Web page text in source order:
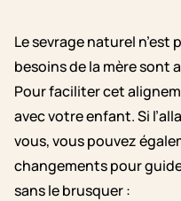
Le sevrage naturel n’est
besoins de la mère sont
Pour faciliter cet
avec votre enfant. Si
vous, vous pouvez
changements pour
sans le brusquer :